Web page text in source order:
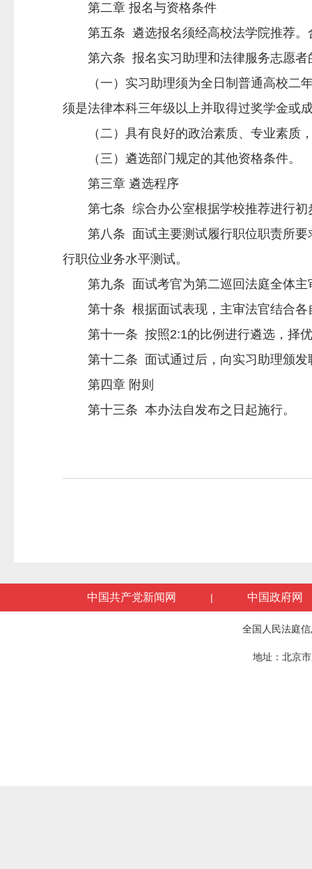
第二章 报名与资格条件
第五条 遴选报名须经高校法学院推荐。
第六条 报名实习助理和法律服务志愿者
（一）实习助理须为全日制普通高校二年
须是法律本科三年级以上并取得过奖学金或
（二）具有良好的政治素质、专业素质
（三）遴选部门规定的其他资格条件。
第三章 遴选程序
第七条 综合办公室根据学校推荐进行初
第八条 面试主要测试履行职位职责所要
行职位业务水平测试。
第九条 面试考官为第二巡回法庭全体主
第十条 根据面试表现，主审法官结合各
第十一条 按照2:1的比例进行遴选，择优
第十二条 面试通过后，向实习助理颁发
第四章 附则
第十三条 本办法自发布之日起施行。
中国共产党新闻网 | 中国政府网
全国人民法庭
地址：北京